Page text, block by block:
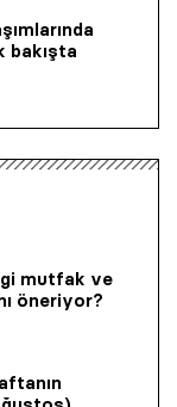
bakışta
mutfak ve
öneriyor?